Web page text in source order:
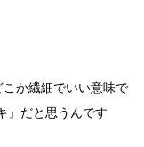
か繊細でいい意味で
」だと思うんです